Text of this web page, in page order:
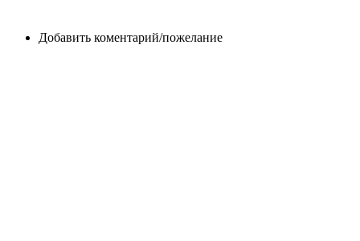
Добавить коментарий/пожелание